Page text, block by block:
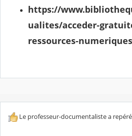
https://
ualites/acceder-
ressources-
Le professeur-documentaliste a